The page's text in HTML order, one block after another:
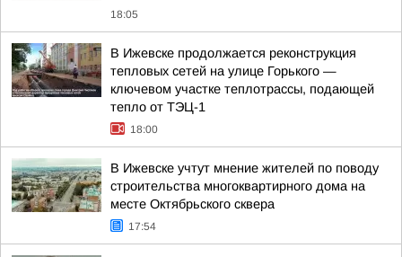
18:05
В Ижевске продолжается реконструкция
тепловых сетей на улице Горького —
ключевом участке теплотрассы, подающей
тепло от ТЭЦ-1
18:00
В Ижевске учтут мнение жителей по поводу
строительства многоквартирного дома на
месте Октябрьского сквера
17:54